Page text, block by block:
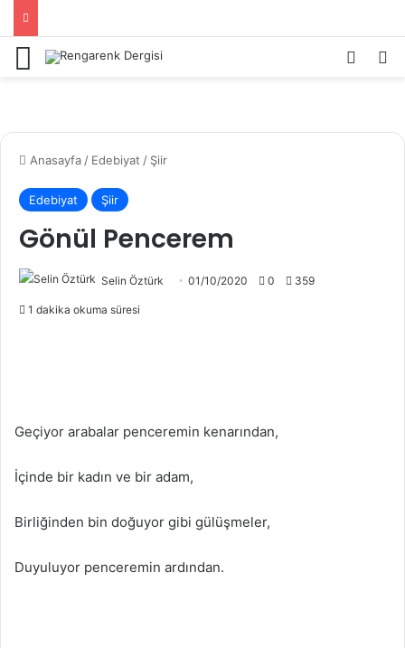
Menü Kayıt
Anasayfa / Edebiyat / Şiir
Edebiyat Şiir
Gönül Pencerem
Selin Öztürk 01/10/2020 0 359
1 dakika okuma süresi
Geçiyor arabalar penceremin kenarından,
İçinde bir kadın ve bir adam,
Birliğinden bin doğuyor gibi gülüşmeler,
Duyuluyor penceremin ardından.